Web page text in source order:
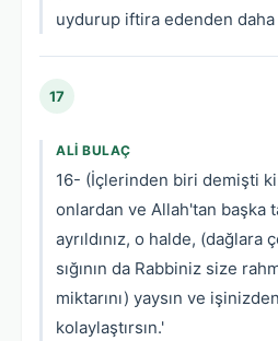
uydurup iftira edenden
17
ALI BULAÇ
16- (İçlerinden biri demişti
onlardan ve Allah'tan başka
ayrıldınız, o halde, (dağlara
sığının da Rabbiniz size
miktarını) yaysın ve
kolaylaştırsın.'